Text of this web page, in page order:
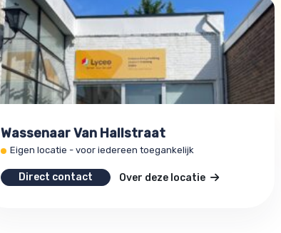
Wassenaar Van Hallstraat
Eigen locatie - voor iedereen toegankelijk
Direct contact Over deze locatie